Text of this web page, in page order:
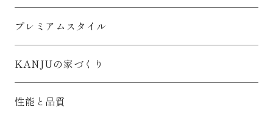
および範囲で、誠意をもって速やかに対応します。
1.お客様情報の利用目的について
住所等によりお客様個人を識別できるものをいいます。）
プレミアムスタイル
KANJUの家づくり
性能と品質